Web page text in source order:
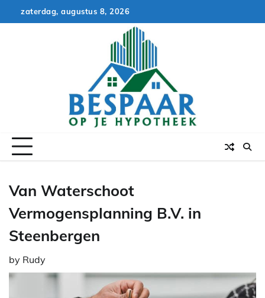
to
zaterdag, augustus 8, 2026
Van Waterschoot
Vermogensplanning B.V. in
Steenbergen
by Rudy